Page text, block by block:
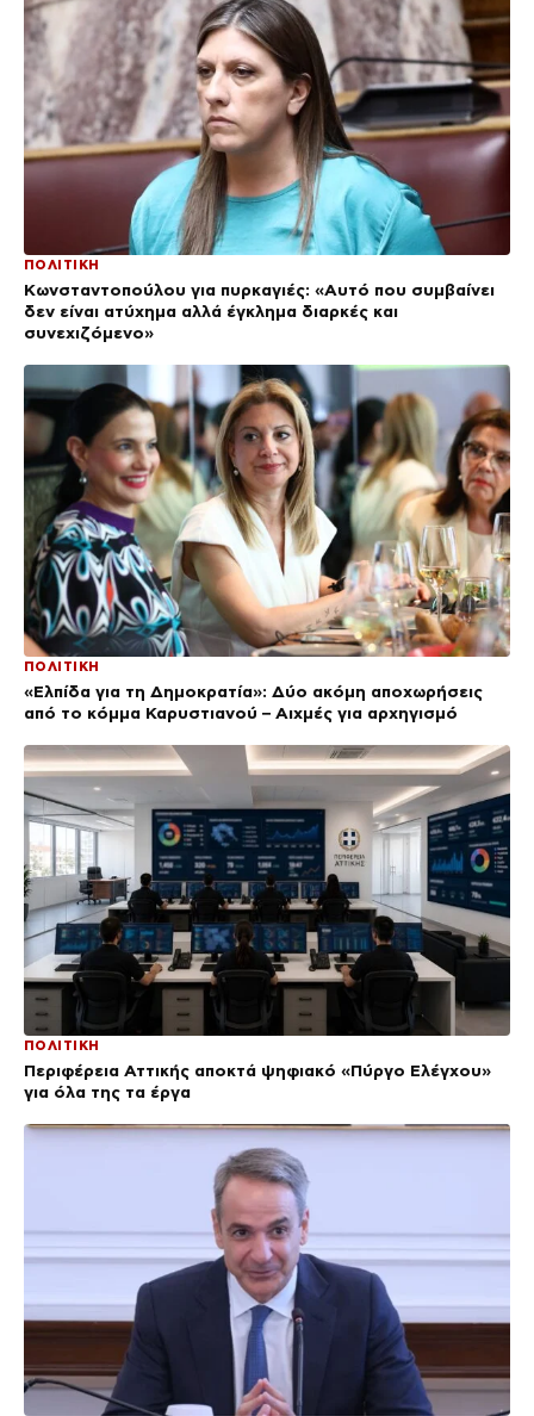
ΠΟΛΙΤΙΚΗ
Κωνσταντοπούλου για πυρκαγιές: «Αυτό που συμβαίνει
δεν είναι ατύχημα αλλά έγκλημα διαρκές και
συνεχιζόμενο»
ΠΟΛΙΤΙΚΗ
«Ελπίδα για τη Δημοκρατία»: Δύο ακόμη αποχωρήσεις
από το κόμμα Καρυστιανού – Αιχμές για αρχηγισμό
ΠΟΛΙΤΙΚΗ
Περιφέρεια Αττικής αποκτά ψηφιακό «Πύργο Ελέγχου»
για όλα της τα έργα